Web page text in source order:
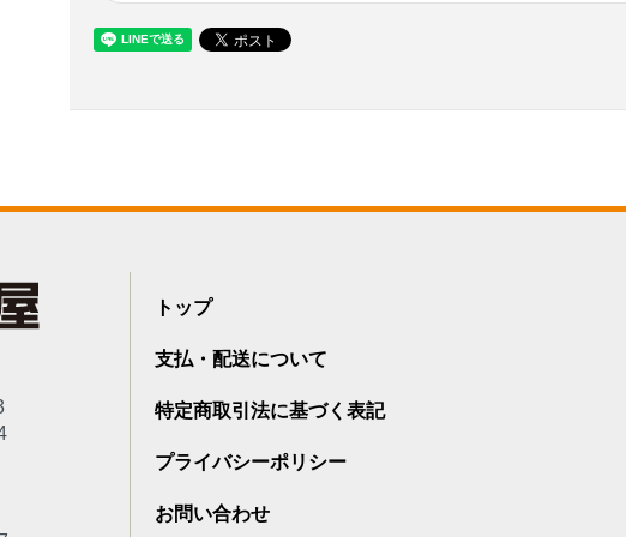
トップ
支払・配送について
特定商取引法に基づく表記
プライバシーポリシー
お問い合わせ